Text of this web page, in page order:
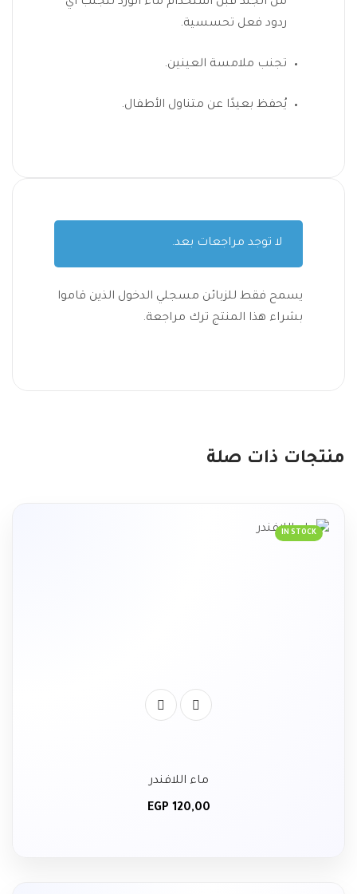
من الجلد قبل استخدام ماء الورد لتجنب أي
ردود فعل تحسسية.
تجنب ملامسة العينين.
يُحفظ بعيدًا عن متناول الأطفال.
لا توجد مراجعات بعد.
يسمح فقط للزبائن مسجلي الدخول الذين قاموا
بشراء هذا المنتج ترك مراجعة.
منتجات ذات صلة
IN STOCK
ماء اللافندر
EGP 120,00